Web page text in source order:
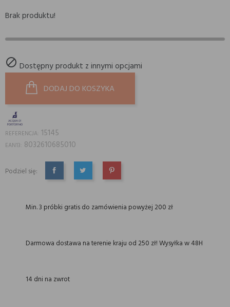
Brak produktu!
 Dostępny produkt z innymi opcjami
DODAJ DO KOSZYKA
REFERENCJA: 15145
EAN13: 8032610685010
Podziel się:
UDOSTĘPNIJTWEETUJPINTEREST
Min. 3 próbki gratis do zamówienia powyżej 200 zł
Darmowa dostawa na terenie kraju od 250 zł! Wysyłka w 48H
14 dni na zwrot